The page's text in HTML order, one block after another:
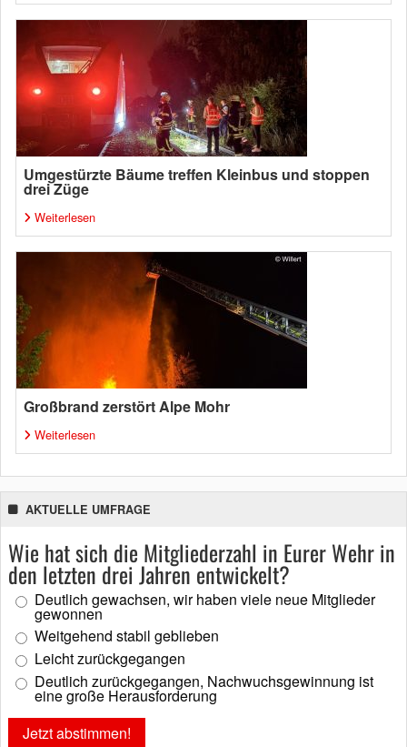
Umgestürzte Bäume treffen Kleinbus und stoppen
drei Züge
Weiterlesen
Großbrand zerstört Alpe Mohr
Weiterlesen
AKTUELLE UMFRAGE
Wie hat sich die Mitgliederzahl in Eurer Wehr in
den letzten drei Jahren entwickelt?
Deutlich gewachsen, wir haben viele neue Mitglieder
gewonnen
Weitgehend stabil geblieben
Leicht zurückgegangen
Deutlich zurückgegangen, Nachwuchsgewinnung ist
eine große Herausforderung